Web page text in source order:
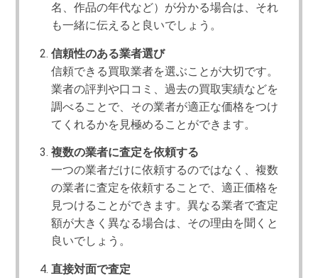
名、作品の年代など）が分かる場合は、それ
も一緒に伝えると良いでしょう。
信頼性のある業者選び
信頼できる買取業者を選ぶことが大切です。
業者の評判や口コミ、過去の買取実績などを
調べることで、その業者が適正な価格をつけ
てくれるかを見極めることができます。
複数の業者に査定を依頼する
一つの業者だけに依頼するのではなく、複数
の業者に査定を依頼することで、適正価格を
見つけることができます。異なる業者で査定
額が大きく異なる場合は、その理由を聞くと
良いでしょう。
直接対面で査定